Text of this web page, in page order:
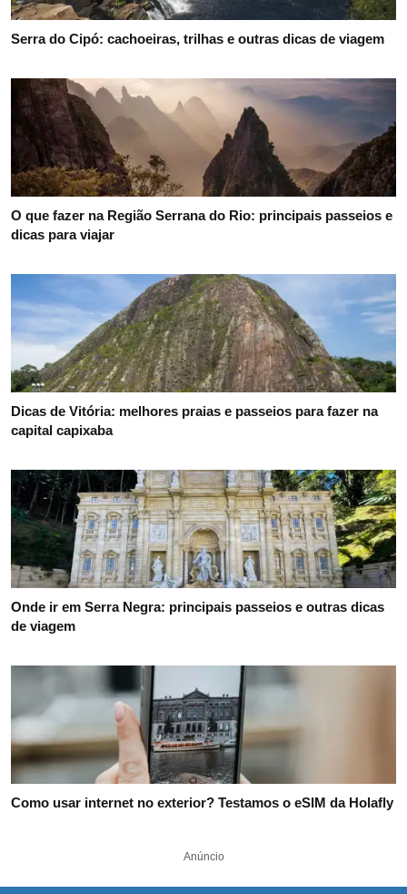
Serra do Cipó: cachoeiras, trilhas e outras dicas de viagem
O que fazer na Região Serrana do Rio: principais passeios e
dicas para viajar
Dicas de Vitória: melhores praias e passeios para fazer na
capital capixaba
Onde ir em Serra Negra: principais passeios e outras dicas
de viagem
Como usar internet no exterior? Testamos o eSIM da Holafly
Anúncio